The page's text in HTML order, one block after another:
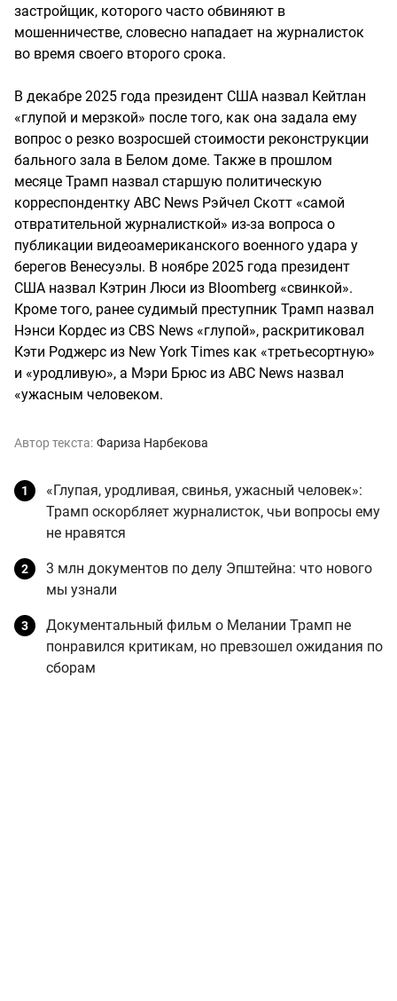
застройщик, которого часто обвиняют в
мошенничестве, словесно нападает на журналисток
во время своего второго срока.
В декабре 2025 года президент США назвал Кейтлан
«глупой и мерзкой» после того, как она задала ему
вопрос о резко возросшей стоимости реконструкции
бального зала в Белом доме. Также в прошлом
месяце Трамп назвал старшую политическую
корреспондентку ABC News Рэйчел Скотт «самой
отвратительной журналисткой» из-за вопроса о
публикации видеоамериканского военного удара у
берегов Венесуэлы. В ноябре 2025 года президент
США назвал Кэтрин Люси из Bloomberg «свинкой».
Кроме того, ранее судимый преступник Трамп назвал
Нэнси Кордес из CBS News «глупой», раскритиковал
Кэти Роджерс из New York Times как «третьесортную»
и «уродливую», а Мэри Брюс из ABC News назвал
«ужасным человеком.
Автор текста: Фариза Нарбекова
«Глупая, уродливая, свинья, ужасный человек»:
Трамп оскорбляет журналисток, чьи вопросы ему
не нравятся
3 млн документов по делу Эпштейна: что нового
мы узнали
Документальный фильм о Мелании Трамп не
понравился критикам, но превзошел ожидания по
сборам